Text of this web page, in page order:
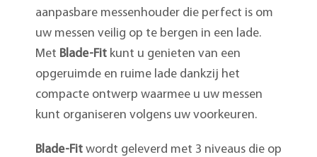
aanpasbare messenhouder die perfect is om
uw messen veilig op te bergen in een lade.
Met Blade-Fitkunt u genieten van een
opgeruimde en ruime lade dankzij het
compacte ontwerp waarmee u uw messen
kunt organiseren volgens uw voorkeuren.
Blade-Fitwordt geleverd met 3 niveaus die op